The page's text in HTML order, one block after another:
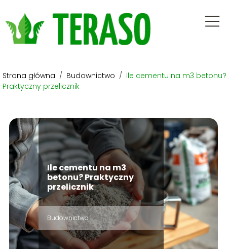
Strona główna / Budownictwo / Ile cementu na m3 betonu?
Praktyczny przelicznik
Ile cementu na m3
betonu? Praktyczny
przelicznik
Budownictwo